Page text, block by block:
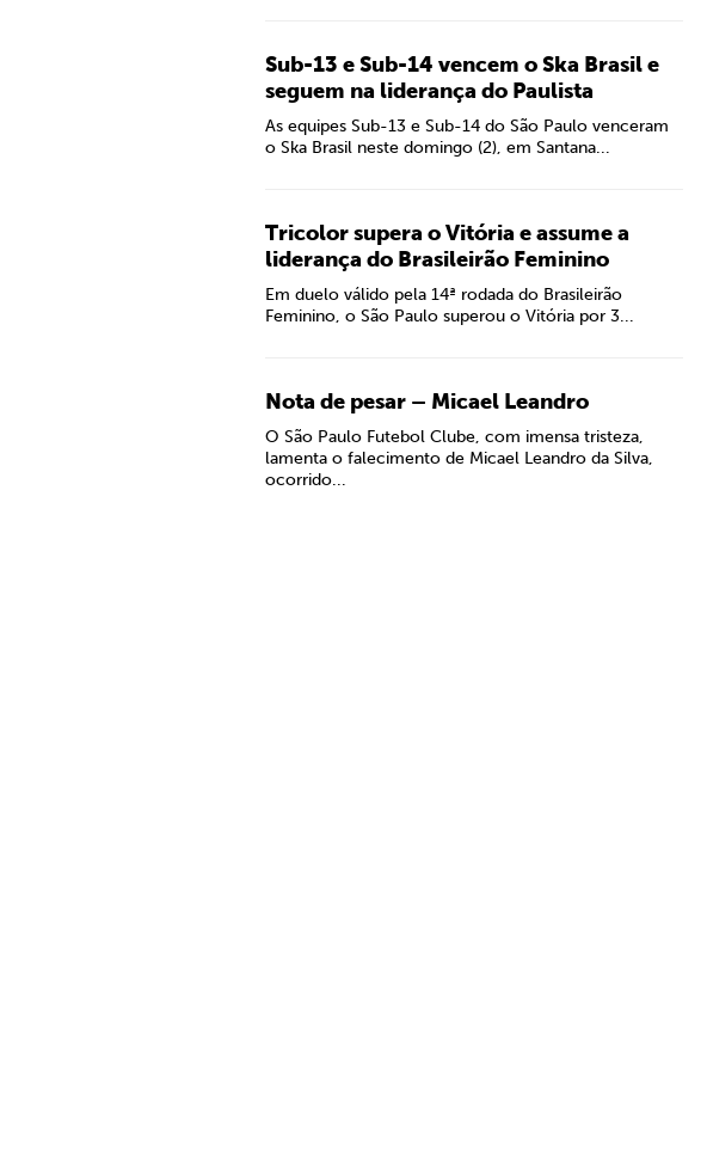
Sub-13 e Sub-14 vencem o Ska Brasil e
seguem na liderança do Paulista
As equipes Sub-13 e Sub-14 do São Paulo venceram
o Ska Brasil neste domingo (2), em Santana...
Tricolor supera o Vitória e assume a
liderança do Brasileirão Feminino
Em duelo válido pela 14ª rodada do Brasileirão
Feminino, o São Paulo superou o Vitória por 3...
Nota de pesar – Micael Leandro
O São Paulo Futebol Clube, com imensa tristeza,
lamenta o falecimento de Micael Leandro da Silva,
ocorrido...